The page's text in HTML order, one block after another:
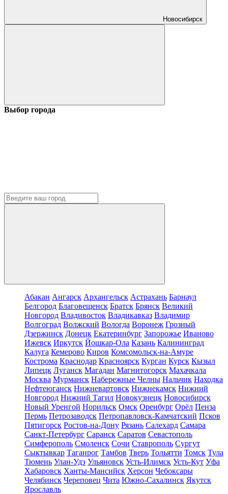
Новосибирск
Выбор города
Абакан Ангарск Архангельск Астрахань Барнаул
Белгород Благовещенск Братск Брянск Великий
Новгород Владивосток Владикавказ Владимир
Волгоград Волжский Вологда Воронеж Грозный
Дзержинск Донецк Екатеринбург Запорожье Иваново
Ижевск Иркутск Йошкар-Ола Казань Калининград
Калуга Кемерово Киров Комсомольск-на-Амуре
Кострома Краснодар Красноярск Курган Курск Кызыл
Липецк Луганск Магадан Магнитогорск Махачкала
Москва Мурманск Набережные Челны Нальчик Находка
Нефтеюганск Нижневартовск Нижнекамск Нижний
Новгород Нижний Тагил Новокузнецк Новосибирск
Новый Уренгой Норильск Омск Оренбург Орёл Пенза
Пермь Петрозаводск Петропавловск-Камчатский Псков
Пятигорск Ростов-на-Дону Рязань Салехард Самара
Санкт-Петербург Саранск Саратов Севастополь
Симферополь Смоленск Сочи Ставрополь Сургут
Сыктывкар Таганрог Тамбов Тверь Тольятти Томск Тула
Тюмень Улан-Удэ Ульяновск Усть-Илимск Усть-Кут Уфа
Хабаровск Ханты-Мансийск Херсон Чебоксары
Челябинск Череповец Чита Южно-Сахалинск Якутск
Ярославль